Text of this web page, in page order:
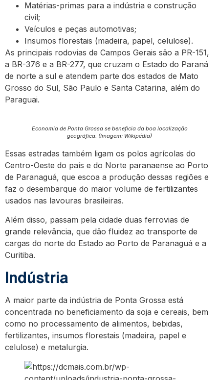
Matérias-primas para a indústria e construção
civil;
Veículos e peças automotivas;
Insumos florestais (madeira, papel, celulose).
As principais rodovias de Campos Gerais são a PR-151,
a BR-376 e a BR-277, que cruzam o Estado do Paraná
de norte a sul e atendem parte dos estados de Mato
Grosso do Sul, São Paulo e Santa Catarina, além do
Paraguai.
Economia de Ponta Grossa se beneficia da boa localização
geográfica. (Imagem: Wikipédia)
Essas estradas também ligam os polos agrícolas do
Centro-Oeste do país e do Norte paranaense ao Porto
de Paranaguá, que escoa a produção dessas regiões e
faz o desembarque do maior volume de fertilizantes
usados nas lavouras brasileiras.
Além disso, passam pela cidade duas ferrovias de
grande relevância, que dão fluidez ao transporte de
cargas do norte do Estado ao Porto de Paranaguá e a
Curitiba.
Indústria
A maior parte da indústria de Ponta Grossa está
concentrada no beneficiamento da soja e cereais, bem
como no processamento de alimentos, bebidas,
fertilizantes, insumos florestais (madeira, papel e
celulose) e metalurgia.